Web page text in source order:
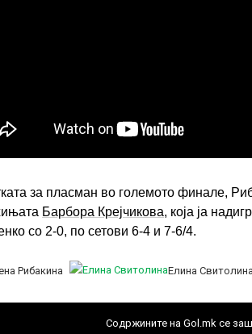
за пласман во големото финале,
Барбора Крејчикова, која ја
со 2-0, по сетови 6-4 и 7-6/4.
Рибакина Елина Свитолина
ИМПРЕСУМ
Содржините на Gol.mk се